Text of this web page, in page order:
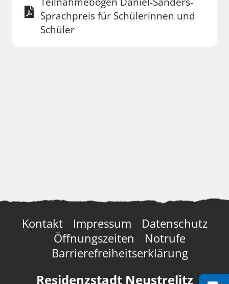
Sprachpreis für Schülerinnen und
Schüler
Kontakt Impressum
Datenschutz
Öffnungszeiten
Notrufe
Barrierefreiheitserklärung
Residenzstadt Neustrelitz